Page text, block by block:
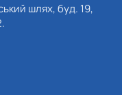
шлях, буд. 19,